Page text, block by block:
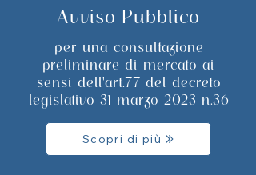
Avviso Pubblico
per una consultazione
preliminare di mercato ai
sensi dell'art.77 del decreto
legislativo 31 marzo 2023 n.36
Scopri di più